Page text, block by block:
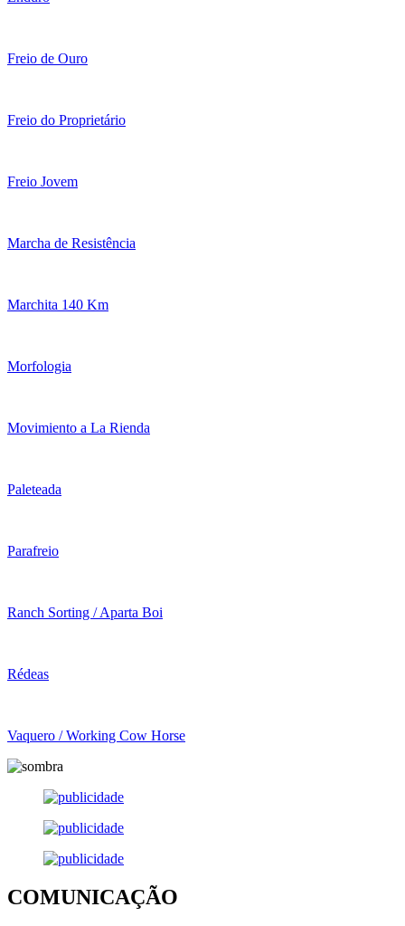
Freio de Ouro
Freio do Proprietário
Freio Jovem
Marcha de Resistência
Marchita 140 Km
Morfologia
Movimiento a La Rienda
Paleteada
Parafreio
Ranch Sorting / Aparta Boi
Rédeas
Vaquero / Working Cow Horse
COMUNICAÇÃO